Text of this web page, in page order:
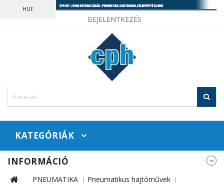
BEJELENTKEZÉS
HUF
KATEGÓRIÁK
INFORMÁCIÓ
PNEUMATIKA
Pneumatikus hajtóművek